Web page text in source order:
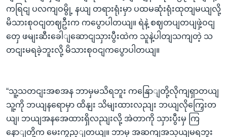
ကရြငျ ပလကျဝမွို့ နယျ တရားရုံးမှာ ပထမဆုံးရုံးထုတျမယျလို့
မိသားစုဝငျတဈဦးက ကပွောပါတယျ။ ရဲနဲ့ စဈတပျတပျဖှဲ့ဝငျ
တှေ ဖမျးဆီးခေါျဆောငျသှားပွီးထဲက သူနဲ့ပါတျသကျတဲ့ သ
တငျးမရခဲ့ဘူးလို့ မိသားစုဝငျကပွောပါတယျ။
“သူ့သတငျးအစအန ဘာမှမသိရဘူး ကနြောျတို့လိုကျရှာတယျ
သူ့ကို ဘယျနရောမှာ ထိနျး သိမျးထားလညျး ဘယျလိုကြှေးတ
ယျ၊ ဘယျအနအေထားရှိလညျးလို့ အဲတာကို သှားပွီးမှ ကြ
နောျတို့က မေးကွည့ျတယျ။ ဘာမှ အဆကျအသှယျမရဘူး